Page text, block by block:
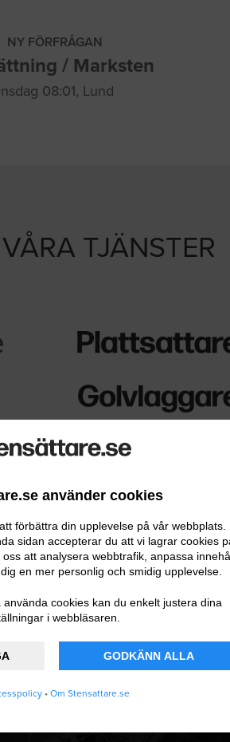
använder cookies
förbättra din upplevelse på vår webbplats.
sidan accepterar du att vi lagrar cookies
att analysera webbtrafik, anpassa
en mer personlig och smidig upplevelse.
cookies kan du enkelt justera dina
i webbläsaren.
GODKÄNN ALLA
• Om Stensattare.se
NY FÖRFRÅGAN
/ Marksten
08:01, Lund
TJÄNSTER
alla brancher i ditt